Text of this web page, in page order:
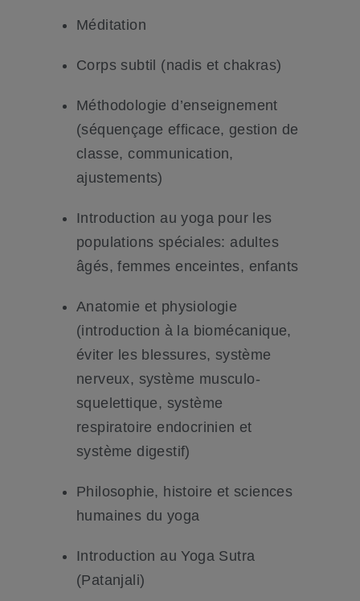
Méditation
Corps subtil (nadis et chakras)
Méthodologie d’enseignement
(séquençage efficace, gestion de
classe, communication,
ajustements)
Introduction au yoga pour les
populations spéciales: adultes
âgés, femmes enceintes, enfants
Anatomie et physiologie
(introduction à la biomécanique,
éviter les blessures, système
nerveux, système musculo-
squelettique, système
respiratoire endocrinien et
système digestif)
Philosophie, histoire et sciences
humaines du yoga
Introduction au Yoga Sutra
(Patanjali)